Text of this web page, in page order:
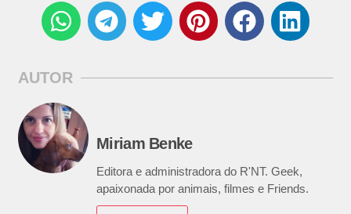
AUTOR
Miriam Benke
Editora e administradora do R'NT. Geek,
apaixonada por animais, filmes e Friends.